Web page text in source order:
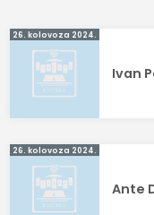
Navigacija
objava
26. kolovoza 2024.
Ivan
26. kolovoza 2024.
Ante